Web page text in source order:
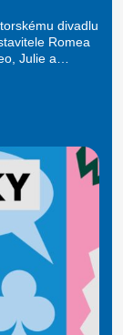
divadlu
Romea
Julie a…